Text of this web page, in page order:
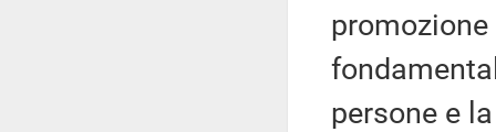
persone e